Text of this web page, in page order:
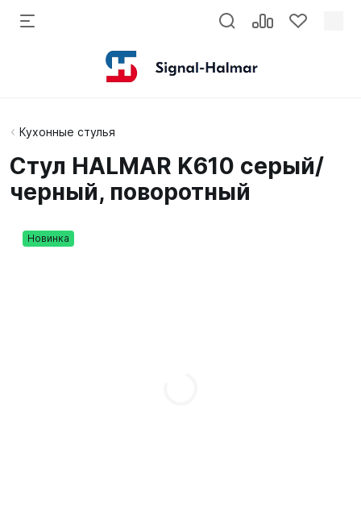
Кухонные стулья
Стул HALMAR K610 серый/
черный, поворотный
Новинка